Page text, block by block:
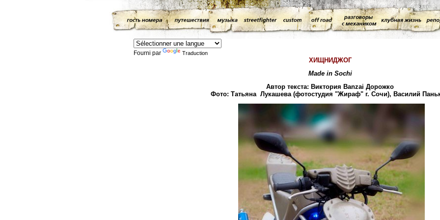
Fourni par Traduction
ХИЩНИДЖОГ
Made in Sochi
Автор текста: Виктория Banzai Дорожко
Фото: Татьяна Лукашева (фотостудия "Жираф" г. Сочи), Василий